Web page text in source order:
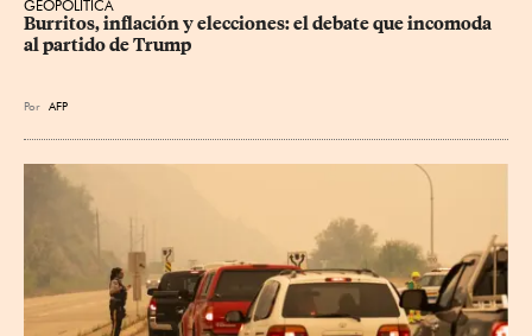
GEOPOLÍTICA
Burritos, inflación y elecciones: el debate que incomoda
al partido de Trump
Por AFP